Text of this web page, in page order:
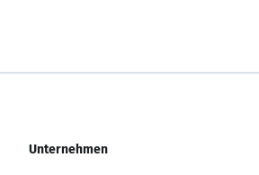
Unternehmen